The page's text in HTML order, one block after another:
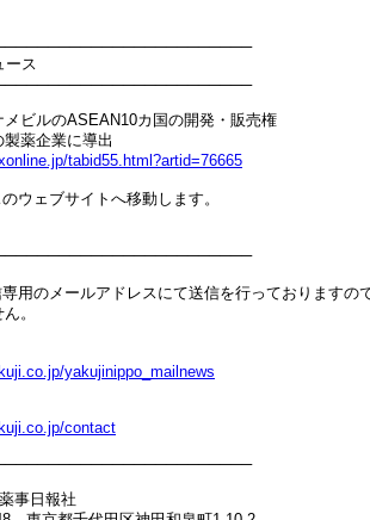
ース
ビルのASEAN10カ国の開発・販売権
薬企業に導出
tabid55.html?artid=76665
ウェブサイトへ移動します。
用のメールアドレスにて送信を行っておりますの
。
yakujinippo_mailnews
contact
事日報社